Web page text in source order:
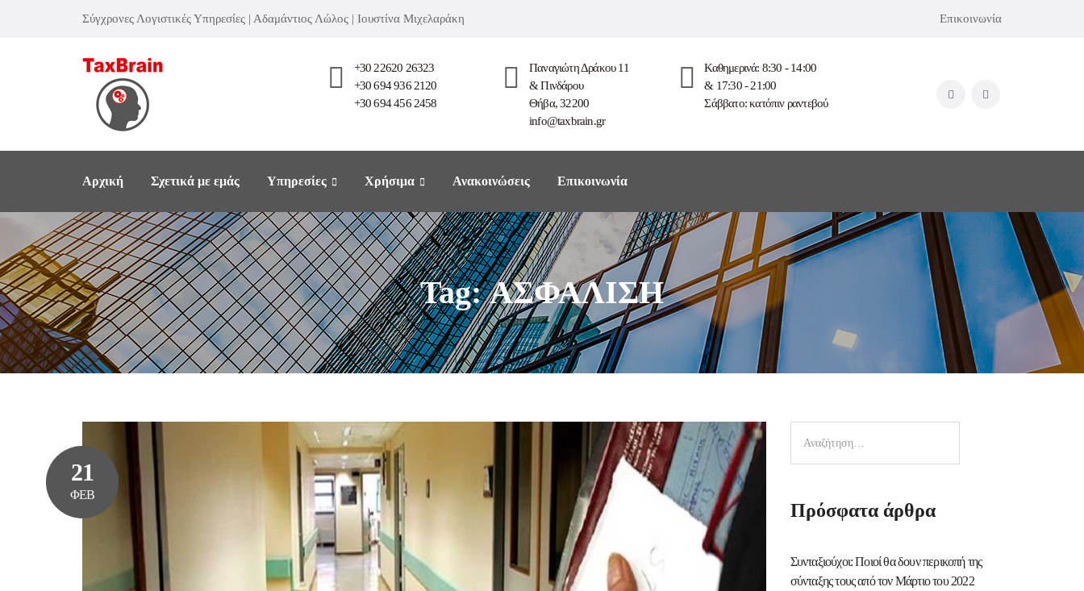
Σύγχρονες Λογιστικές Υπηρεσίες | Αδαμάντιος Λώλος | Ιουστίνα Μιχελαράκη Επικοινωνία
+30 22620 26323
+30 694 936 2120
+30 694 456 2458
Παναγιώτη Δράκου 11
& Πινδάρου
Θήβα, 32200
info@taxbrain.gr
Καθημερινά: 8:30 - 14:00
& 17:30 - 21:00
Σάββατο: κατόπιν ραντεβού
Αρχική Σχετικά με εμάς Υπηρεσίες Χρήσιμα Ανακοινώσεις Επικοινωνία
Tag: ΑΣΦΑΛΙΣΗ
21
ΦΕΒ
Πρόσφατα άρθρα
Συνταξιούχοι: Ποιοί θα δουν περικοπή της
σύνταξης τους από τον Μάρτιο του 2022